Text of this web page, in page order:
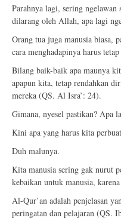
Parahnya lagi, sering ngelawan
dilarang oleh Allah, apa lagi
Orang tua juga manusia biasa,
cara menghadapinya harus
Bilang baik-baik apa maunya
apapun kita, tetap rendahkan
mereka (QS. Al Isra’: 24).
Gimana, nyesel pastikan? Apa
Kini apa yang harus kita
Duh malunya.
Kita manusia sering gak nurut
kebaikan untuk manusia,
Al-Qur’an adalah penjelasan
peringatan dan pelajaran (QS.